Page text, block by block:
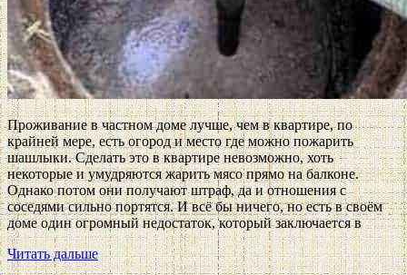
Проживание в частном доме лучше, чем в квартире, по
крайней мере, есть огород и место где можно пожарить
шашлыки. Сделать это в квартире невозможно, хоть
некоторые и умудряются жарить мясо прямо на балконе.
Однако потом они получают штраф, да и отношения с
соседями сильно портятся. И всё бы ничего, но есть в своём
доме один огромный недостаток, который заключается в
Читать дальше